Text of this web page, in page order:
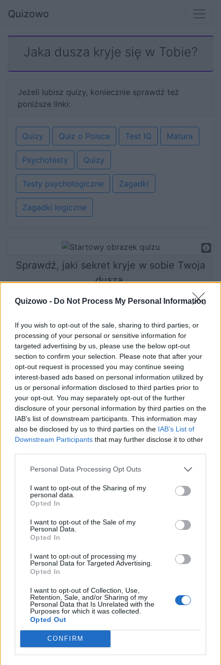
Quizowo - Do Not Process My Personal Information
If you wish to opt-out of the sale, sharing to third parties, or
processing of your personal or sensitive information for
targeted advertising by us, please use the below opt-out
section to confirm your selection. Please note that after your
opt-out request is processed you may continue seeing
interest-based ads based on personal information utilized by
us or personal information disclosed to third parties prior to
your opt-out. You may separately opt-out of the further
disclosure of your personal information by third parties on the
IAB’s list of downstream participants. This information may
also be disclosed by us to third parties on the IAB’s List of
Downstream Participants that may further disclose it to other
Personal Data Processing Opt Outs
I want to opt-out of the Sharing of my
personal data.
Opted In
I want to opt-out of the Sale of my
Personal Data.
Opted In
I want to opt-out of processing my
Personal Data for Targeted Advertising.
Opted In
I want to opt-out of Collection, Use,
Retention, Sale, and/or Sharing of my
Personal Data that Is Unrelated with the
Purposes for which it was collected.
Opted Out
CONFIRM
Quizowo
Jaka dusza kryje się w Tobie?
Jeżeli lubisz quizy, koniecznie sprawdź też
poniższe linki:
Quizy Quiz o Polsce Test IQ Matura
Psychotesty Quizy
Testy psychologiczne Zagadki
Zagadki logiczne
Sprawdź, jaki sekret kryje w sobie Twoja
dusza.
Rozpocznij quiz
Jaka uwodzicielka się w Tobie
ukrywa?
natura?
Twojego charakteru?
Jaka siła kryje się w Twojej
Twoja dusza?